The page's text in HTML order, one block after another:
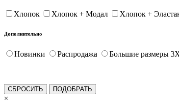
Хлопок Хлопок + Модал Хлопок +
Дополнительно
Новинки Распродажа Большие размеры
×